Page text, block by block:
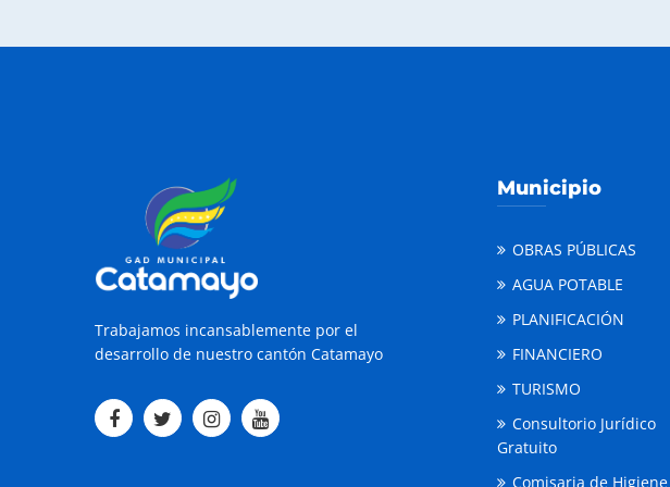
Trabajamos incansablemente por el
desarrollo de nuestro cantón Catamayo
Municipio
OBRAS PÚBLICAS
AGUA POTABLE
PLANIFICACIÓN
FINANCIERO
TURISMO
Consultorio Jurídico
Gratuito
Comisaria de Higiene